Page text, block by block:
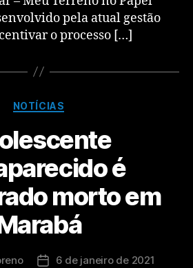
pela atual gestão
o processo […]
NOTÍCIAS
é
morto em
6 de janeiro de 2021